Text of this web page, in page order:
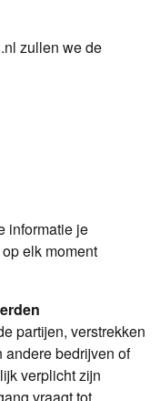
zullen we de
informatie je
elk moment
partijen, verstrekken
bedrijven of
verplicht zijn